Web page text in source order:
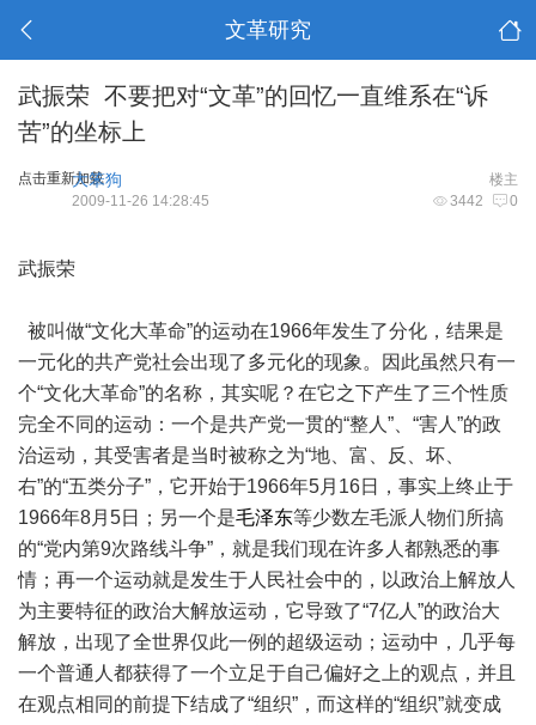
文革研究
武振荣 不要把对“文革”的回忆一直维系在“诉
苦”的坐标上
点击重新加载 楼主
大笨狗
3442 0
2009-11-26 14:28:45
武振荣
被叫做“文化大革命”的运动在1966年发生了分化，结果是
一元化的共产党社会出现了多元化的现象。因此虽然只有一
个“文化大革命”的名称，其实呢？在它之下产生了三个性质
完全不同的运动：一个是共产党一贯的“整人”、“害人”的政
治运动，其受害者是当时被称之为“地、富、反、坏、
右”的“五类分子”，它开始于1966年5月16日，事实上终止于
1966年8月5日；另一个是毛泽东等少数左毛派人物们所搞
的“党内第9次路线斗争”，就是我们现在许多人都熟悉的事
情；再一个运动就是发生于人民社会中的，以政治上解放人
为主要特征的政治大解放运动，它导致了“7亿人”的政治大
解放，出现了全世界仅此一例的超级运动；运动中，几乎每
一个普通人都获得了一个立足于自己偏好之上的观点，并且
在观点相同的前提下结成了“组织”，而这样的“组织”就变成